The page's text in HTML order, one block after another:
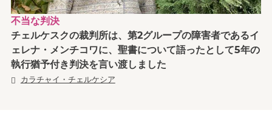
不当な判決
チェルケスクの裁判所は、第2グループの障害者であるイ
ェレナ・メンチコワに、聖書について語ったとして5年の
執行猶予付き判決を言い渡しました
カラチャイ・チェルケシア